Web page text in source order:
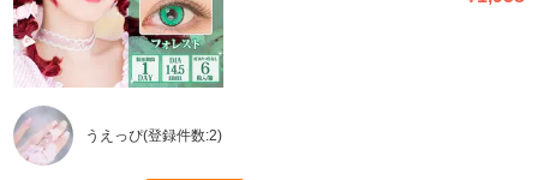
うえっぴ(登録件数:2)